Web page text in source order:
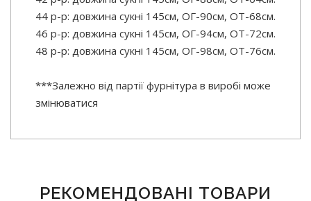
44 р-р: довжина сукні 145см, ОГ-90см, ОТ-68см.
46 р-р: довжина сукні 145см, ОГ-94см, ОТ-72см.
48 р-р: довжина сукні 145см, ОГ-98см, ОТ-76см.
***Залежно від партії фурнітура в виробі може
змінюватися
РЕКОМЕНДОВАНІ ТОВАРИ